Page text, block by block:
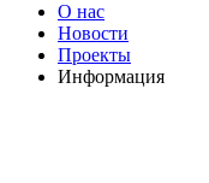
О нас
Новости
Проекты
Информация